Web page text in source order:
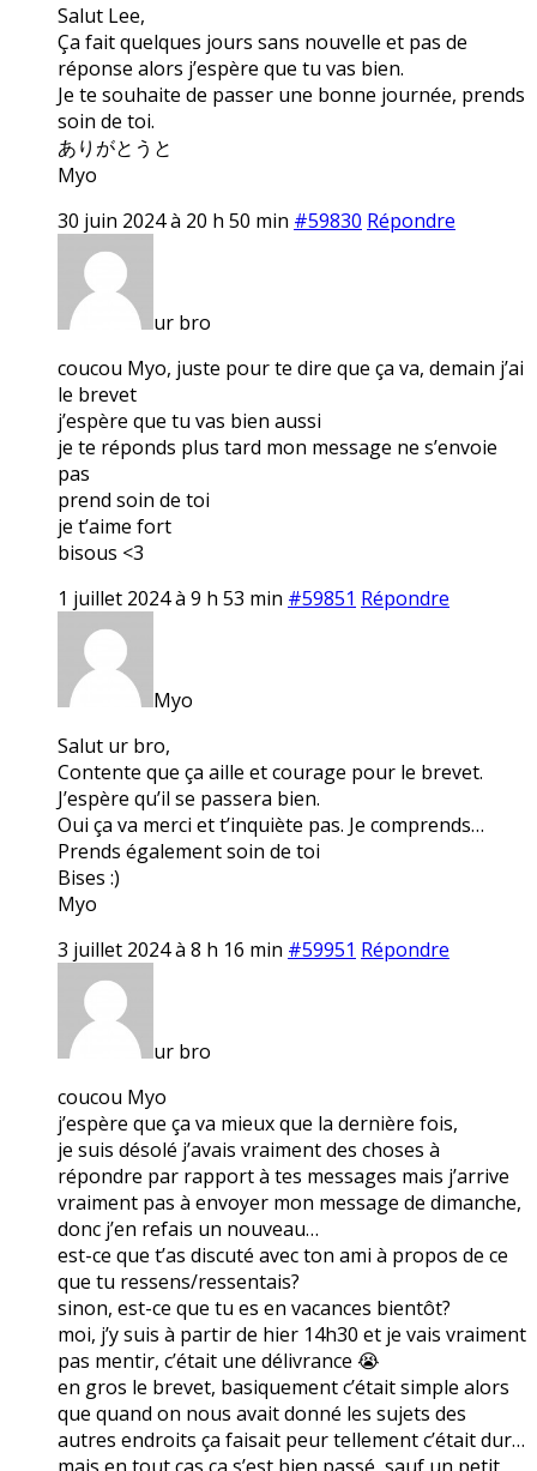
Salut Lee,
Ça fait quelques jours sans nouvelle et pas de
réponse alors j’espère que tu vas bien.
Je te souhaite de passer une bonne journée, prends
soin de toi.
ありがとうと
Myo
30 juin 2024 à 20 h 50 min #59830 Répondre
ur bro
coucou Myo, juste pour te dire que ça va, demain j’ai
le brevet
j’espère que tu vas bien aussi
je te réponds plus tard mon message ne s’envoie
pas
prend soin de toi
je t’aime fort
bisous <3
1 juillet 2024 à 9 h 53 min #59851 Répondre
Myo
Salut ur bro,
Contente que ça aille et courage pour le brevet.
J’espère qu’il se passera bien.
Oui ça va merci et t’inquiète pas. Je comprends…
Prends également soin de toi
Bises :)
Myo
3 juillet 2024 à 8 h 16 min #59951 Répondre
ur bro
coucou Myo
j’espère que ça va mieux que la dernière fois,
je suis désolé j’avais vraiment des choses à
répondre par rapport à tes messages mais j’arrive
vraiment pas à envoyer mon message de dimanche,
donc j’en refais un nouveau…
est-ce que t’as discuté avec ton ami à propos de ce
que tu ressens/ressentais?
sinon, est-ce que tu es en vacances bientôt?
moi, j’y suis à partir de hier 14h30 et je vais vraiment
pas mentir, c’était une délivrance 😭
en gros le brevet, basiquement c’était simple alors
que quand on nous avait donné les sujets des
autres endroits ça faisait peur tellement c’était dur…